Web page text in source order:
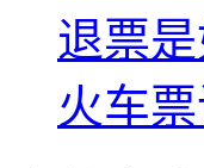
退票是
火车票